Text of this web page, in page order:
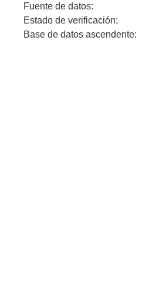
Fuente de datos:
Estado de verificación:
Base de datos ascendente: